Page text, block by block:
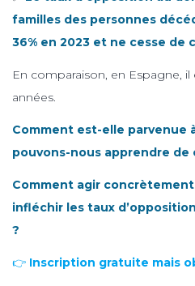
familles des personnes
36% en 2023 et ne cesse de
En comparaison, en Espagne, il
années.
Comment est-elle parvenue
pouvons-nous apprendre de
Comment agir
infléchir les taux
?
👉 Inscription gratuite mais